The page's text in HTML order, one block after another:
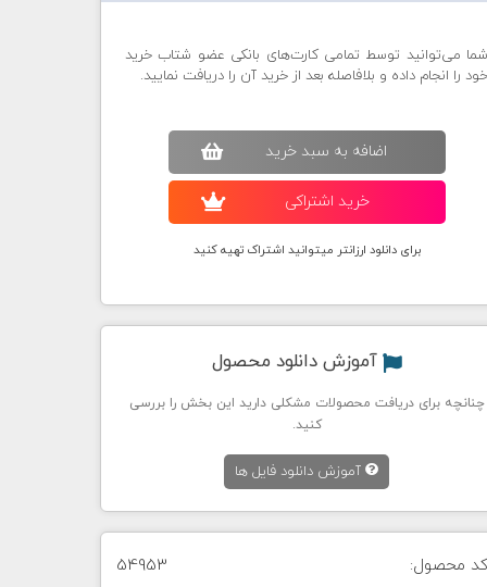
شما می‌توانید توسط تمامی کارت‌های بانکی عضو شتاب خرید
خود را انجام داده و بلافاصله بعد از خرید آن را دریافت نمایید.
اضافه به سبد خريد
خريد اشتراکی
برای دانلود ارزانتر میتوانید اشتراک تهیه کنید
آموزش دانلود محصول
چنانچه برای دریافت محصولات مشکلی دارید این بخش را بررسی
کنید.
آموزش دانلود فایل ها
کد محصول: 54953